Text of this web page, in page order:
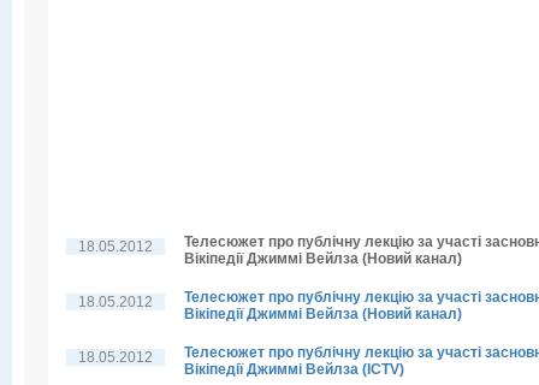
18.05.2012
Телесюжет про публічну лекцію за участі
Вікіпедії Джиммі Вейлза (Новий канал)
18.05.2012
Телесюжет про публічну лекцію за участі
Вікіпедії Джиммі Вейлза (Новий канал)
18.05.2012
Телесюжет про публічну лекцію за участі
Вікіпедії Джиммі Вейлза (ICTV)